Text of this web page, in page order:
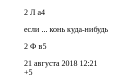
2 Л а4
если ... конь куда-нибудь
2 Ф в5
21 августа 2018 12:21
+5